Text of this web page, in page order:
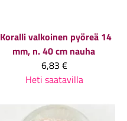
Koralli valkoinen pyöreä 14
mm, n. 40 cm nauha
6,83 €
Heti saatavilla